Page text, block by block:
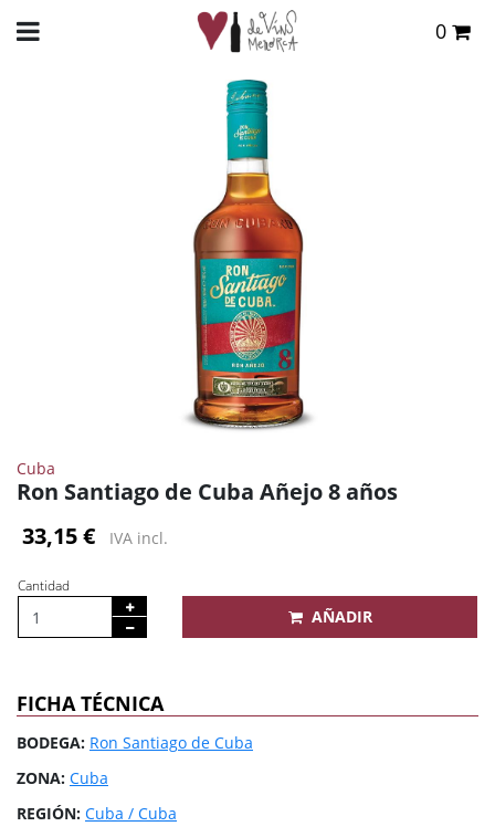
0
VER CESTA
Cuba
Ron Santiago de Cuba Añejo 8 años
33,15 €
IVA incl.
Cantidad
AÑADIR
FICHA TÉCNICA
BODEGA: Ron Santiago de Cuba
ZONA: Cuba
REGIÓN: Cuba / Cuba